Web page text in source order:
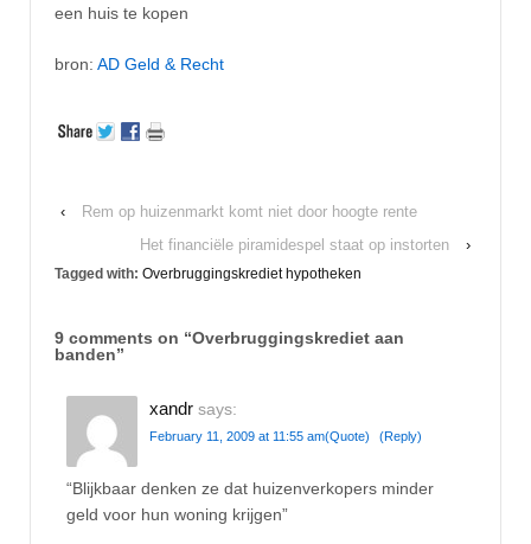
een huis te kopen
bron: AD Geld & Recht
‹
Rem op huizenmarkt komt niet door hoogte rente
Het financiële piramidespel staat op instorten
›
Tagged with: Overbruggingskrediet hypotheken
9 comments on “Overbruggingskrediet aan
banden”
xandr says:
February 11, 2009 at 11:55 am(Quote) (Reply)
“Blijkbaar denken ze dat huizenverkopers minder
geld voor hun woning krijgen”